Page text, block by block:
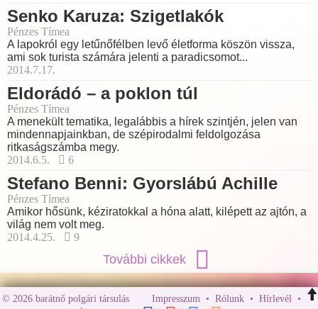
Senko Karuza: Szigetlakók
Pénzes Tímea
A lapokról egy letűnőfélben levő életforma köszön vissza,
ami sok turista számára jelenti a paradicsomot...
2014.7.17.
Eldorádó – a poklon túl
Pénzes Tímea
A menekült tematika, legalábbis a hírek szintjén, jelen van
mindennapjainkban, de szépirodalmi feldolgozása
ritkaságszámba megy.
2014.6.5.
6
Stefano Benni: Gyorslábú Achille
Pénzes Tímea
Amikor hősünk, kéziratokkal a hóna alatt, kilépett az ajtón, a
világ nem volt meg.
2014.4.25.
9
További cikkek
© 2026 barátnő polgári társulás Impresszum• Rólunk• Hírlevél•